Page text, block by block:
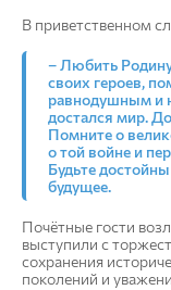
В приветственном
– Любить
своих героев,
равнодушным и
достался мир.
Помните о
о той войне и
Будьте
будущее.
Почётные гости
выступили с
сохранения
поколений и